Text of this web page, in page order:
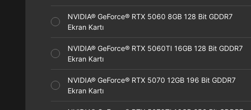
NVIDIA® GeForce® RTX 5060 8GB 128 Bit GDDR7
Ekran Kartı
NVIDIA® GeForce® RTX 5060TI 16GB 128 Bit GDDR7
Ekran Kartı
NVIDIA® GeForce® RTX 5070 12GB 196 Bit GDDR7
Ekran Kartı